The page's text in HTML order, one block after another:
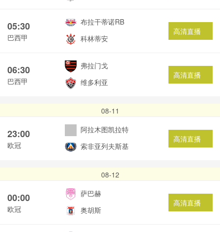
05:30
巴西甲
布拉干蒂诺RB
科林蒂安
高清直播
06:30
巴西甲
弗拉门戈
维多利亚
高清直播
08-11
23:00
欧冠
阿拉木图凯拉特
索非亚列夫斯基
高清直播
08-12
00:00
欧冠
萨巴赫
奥胡斯
高清直播